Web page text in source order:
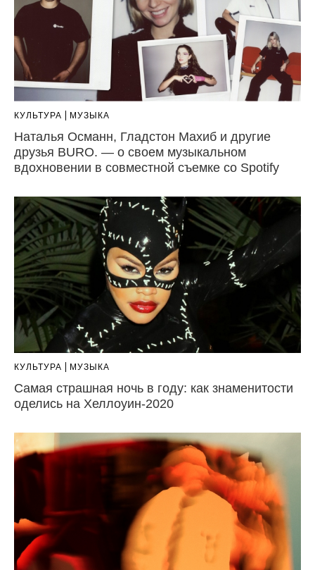
КУЛЬТУРА МУЗЫКА
Наталья Османн, Гладстон Махиб и другие
друзья BURO. — о своем музыкальном
вдохновении в совместной съемке со Spotify
КУЛЬТУРА МУЗЫКА
Самая страшная ночь в году: как знаменитости
оделись на Хеллоуин-2020